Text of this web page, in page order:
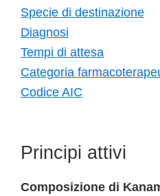
Specie di destinazione
Diagnosi
Tempi di attesa
Categoria
Codice AIC
Principi attivi
Composizione di